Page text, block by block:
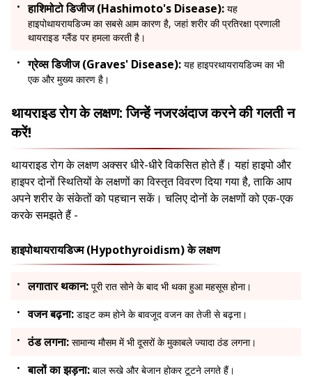
हाशिमोटो डिजीज (Hashimoto's Disease): यह
हाइपोथायरायडिज्म का सबसे आम कारण है, जहां शरीर की प्रतिरक्षा प्रणाली
थायराइड ग्लैंड पर हमला करती है।
ग्रेव्स डिजीज (Graves' Disease): यह हाइपरथायरायडिज्म का भी
एक और मुख्य कारण है।
थायराइड रोग के लक्षण: जिन्हें नजरअंदाज करने की गलती न
करें!
थायराइड रोग के लक्षण अक्सर धीरे-धीरे विकसित होते हैं। यहां हाइपो और
हाइपर दोनों स्थितियों के लक्षणों का विस्तृत विवरण दिया गया है, ताकि आप
अपने शरीर के संकेतों को पहचान सकें। चलिए दोनों के लक्षणों को एक-एक
करके समझते हैं -
हाइपोथायरायडिज्म (Hypothyroidism) के लक्षण
लगातार थकान: पूरी रात सोने के बाद भी थका हुआ महसूस होना।
वजन बढ़ना: डाइट कम होने के बावजूद वजन का तेजी से बढ़ना।
ठंड लगना: सामान्य मौसम में भी दूसरों के मुकाबले ज्यादा ठंड लगना।
बालों का झड़ना: बाल रूखे और बेजान होकर टूटने लगते हैं।